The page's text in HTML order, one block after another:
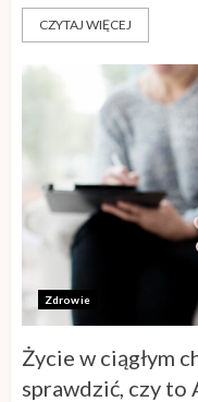
CZYTAJ WIĘCEJ
Zdrowie
Życie w ciągłym
sprawdzić, czy to